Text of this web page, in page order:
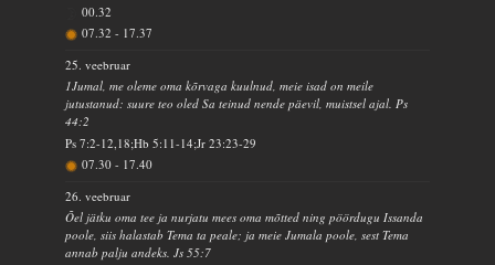
00.32
07.32 - 17.37
25. veebruar
1Jumal, me oleme oma kõrvaga kuulnud, meie isad on meile
jutustanud: suure teo oled Sa teinud nende päevil, muistsel ajal. Ps
44:2
Ps 7:2-12,18;Hb 5:11-14;Jr 23:23-29
07.30 - 17.40
26. veebruar
Õel jätku oma tee ja nurjatu mees oma mõtted ning pöördugu Issanda
poole, siis halastab Tema ta peale; ja meie Jumala poole, sest Tema
annab palju andeks. Js 55:7